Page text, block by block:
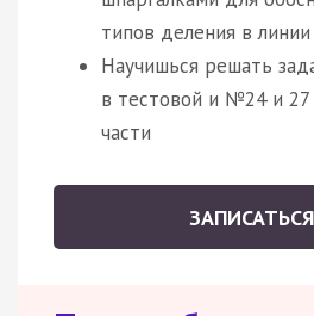
типов деления в
Научишься решать
в тестовой и №24 и 27
части
ЗАПИСАТЬСЯ